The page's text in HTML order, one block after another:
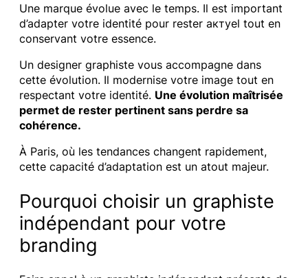
Une marque évolue avec le temps. Il est important
d’adapter votre identité pour rester актуel tout en
conservant votre essence.
Un designer graphiste vous accompagne dans
cette évolution. Il modernise votre image tout en
respectant votre identité. Une évolution maîtrisée
permet de rester pertinent sans perdre sa
cohérence.
À Paris, où les tendances changent rapidement,
cette capacité d’adaptation est un atout majeur.
Pourquoi choisir un graphiste
indépendant pour votre
branding